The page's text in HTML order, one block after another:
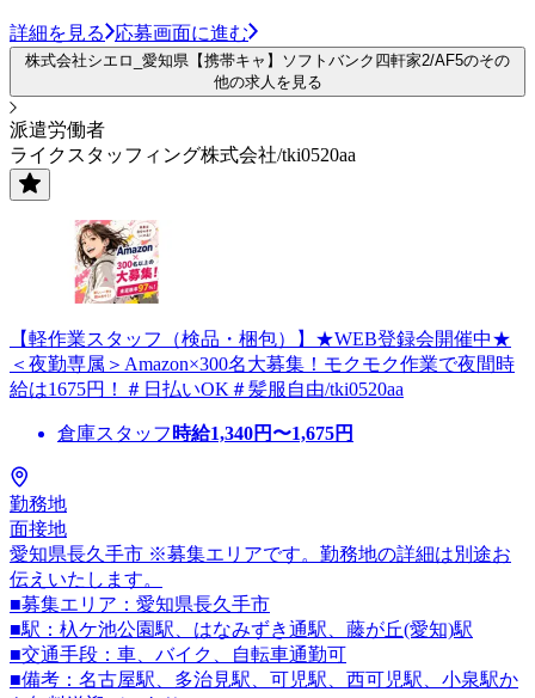
詳細を見る 応募画面に進む
株式会社シエロ_愛知県【携帯キャ】ソフトバンク四軒家2/AF5のその
他の求人を見る
派遣労働者
ライクスタッフィング株式会社/tki0520aa
【軽作業スタッフ（検品・梱包）】★WEB登録会開催中★
＜夜勤専属＞Amazon×300名大募集！モクモク作業で夜間時
給は1675円！＃日払いOK＃髪服自由/tki0520aa
倉庫スタッフ 時給1,340円〜1,675円
勤務地
面接地
愛知県長久手市 ※募集エリアです。勤務地の詳細は別途お
伝えいたします。
■募集エリア：愛知県長久手市
■駅：杁ケ池公園駅、はなみずき通駅、藤が丘(愛知)駅
■交通手段：車、バイク、自転車通勤可
■備考：名古屋駅、多治見駅、可児駅、西可児駅、小泉駅か